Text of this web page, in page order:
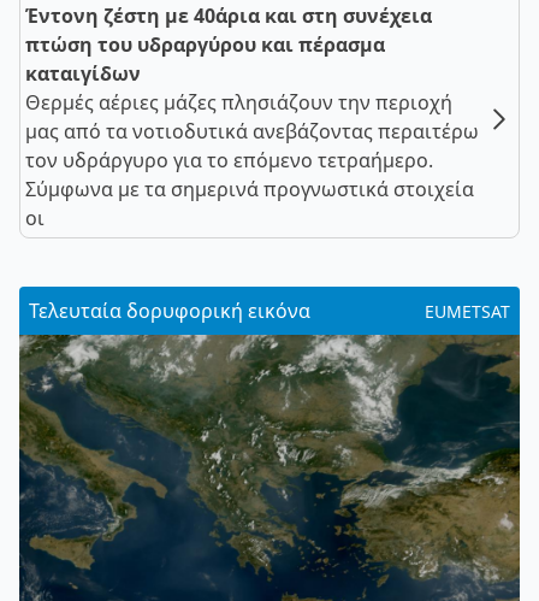
Έντονη ζέστη με 40άρια και στη συνέχεια
πτώση του υδραργύρου και πέρασμα
καταιγίδων
Θερμές αέριες μάζες πλησιάζουν την περιοχή
μας από τα νοτιοδυτικά ανεβάζοντας περαιτέρω
τον υδράργυρο για το επόμενο τετραήμερο.
Σύμφωνα με τα σημερινά προγνωστικά στοιχεία
οι
Τελευταία δορυφορική εικόνα EUMETSAT